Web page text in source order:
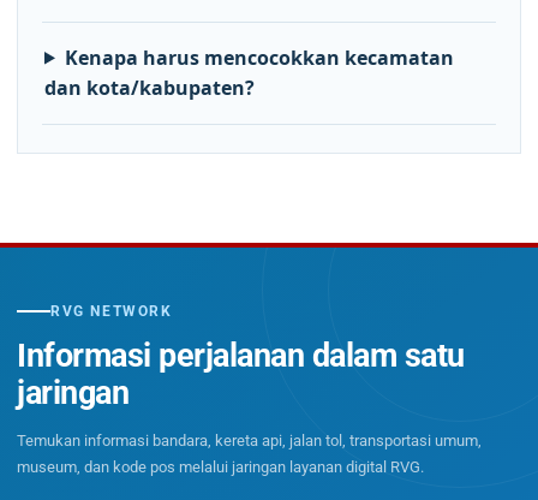
Kenapa harus mencocokkan kecamatan
dan kota/kabupaten?
RVG NETWORK
Informasi perjalanan dalam satu
jaringan
Temukan informasi bandara, kereta api, jalan tol, transportasi umum,
museum, dan kode pos melalui jaringan layanan digital RVG.